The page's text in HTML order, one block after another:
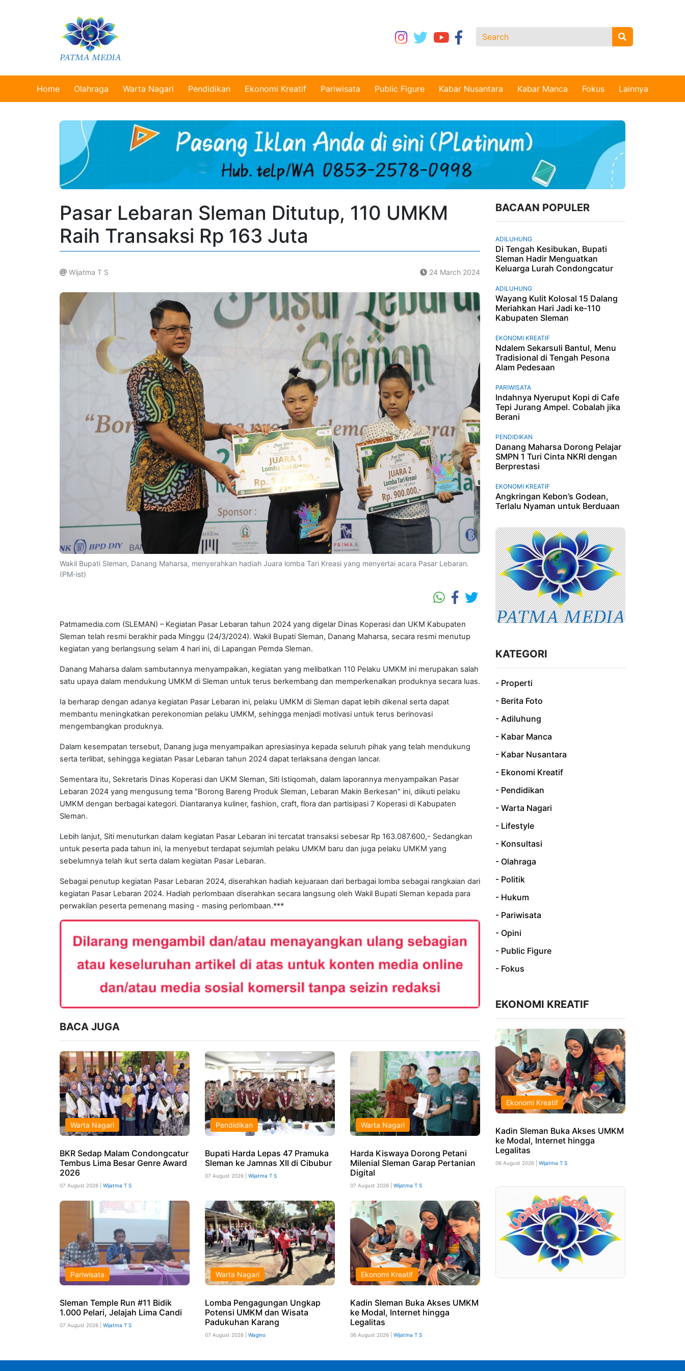
Home Olahraga Warta Nagari Pendidikan Ekonomi Kreatif Pariwisata Public Figure Kabar Nusantara Kabar Manca Fokus Lainnya
Pasar Lebaran Sleman Ditutup, 110 UMKM
Raih Transaksi Rp 163 Juta
Wijatma T S 24 March 2024
Wakil Bupati Sleman, Danang Maharsa, menyerahkan hadiah Juara lomba Tari Kreasi yang menyertai acara Pasar Lebaran.
(PM-ist)
Patmamedia.com (SLEMAN) – Kegiatan Pasar Lebaran tahun 2024 yang digelar Dinas Koperasi dan UKM Kabupaten
Sleman telah resmi berakhir pada Minggu (24/3/2024). Wakil Bupati Sleman, Danang Maharsa, secara resmi menutup
kegiatan yang berlangsung selam 4 hari ini, di Lapangan Pemda Sleman.
Danang Maharsa dalam sambutannya menyampaikan, kegiatan yang melibatkan 110 Pelaku UMKM ini merupakan salah
satu upaya dalam mendukung UMKM di Sleman untuk terus berkembang dan memperkenalkan produknya secara luas.
Ia berharap dengan adanya kegiatan Pasar Lebaran ini, pelaku UMKM di Sleman dapat lebih dikenal serta dapat
membantu meningkatkan perekonomian pelaku UMKM, sehingga menjadi motivasi untuk terus berinovasi
mengembangkan produknya.
Dalam kesempatan tersebut, Danang juga menyampaikan apresiasinya kepada seluruh pihak yang telah mendukung
serta terlibat, sehingga kegiatan Pasar Lebaran tahun 2024 dapat terlaksana dengan lancar.
Sementara itu, Sekretaris Dinas Koperasi dan UKM Sleman, Siti Istiqomah, dalam laporannya menyampaikan Pasar
Lebaran 2024 yang mengusung tema "Borong Bareng Produk Sleman, Lebaran Makin Berkesan" ini, diikuti pelaku
UMKM dengan berbagai kategori. Diantaranya kuliner, fashion, craft, flora dan partisipasi 7 Koperasi di Kabupaten
Sleman.
Lebih lanjut, Siti menuturkan dalam kegiatan Pasar Lebaran ini tercatat transaksi sebesar Rp 163.087.600,- Sedangkan
untuk peserta pada tahun ini, Ia menyebut terdapat sejumlah pelaku UMKM baru dan juga pelaku UMKM yang
sebelumnya telah ikut serta dalam kegiatan Pasar Lebaran.
Sebagai penutup kegiatan Pasar Lebaran 2024, diserahkan hadiah kejuaraan dari berbagai lomba sebagai rangkaian dari
kegiatan Pasar Lebaran 2024. Hadiah perlombaan diserahkan secara langsung oleh Wakil Bupati Sleman kepada para
perwakilan peserta pemenang masing - masing perlombaan.***
BACA JUGA
Warta Nagari
BKR Sedap Malam Condongcatur
Tembus Lima Besar Genre Award
2026
07 August 2026 | Wijatma T S
Pendidikan
Bupati Harda Lepas 47 Pramuka
Sleman ke Jamnas XII di Cibubur
07 August 2026 | Wijatma T S
Warta Nagari
Harda Kiswaya Dorong Petani
Milenial Sleman Garap Pertanian
Digital
07 August 2026 | Wijatma T S
Pariwisata
Sleman Temple Run #11 Bidik
1.000 Pelari, Jelajah Lima Candi
07 August 2026 | Wijatma T S
Warta Nagari
Lomba Pengagungan Ungkap
Potensi UMKM dan Wisata
Padukuhan Karang
07 August 2026 | Wagino
Ekonomi Kreatif
Kadin Sleman Buka Akses UMKM
ke Modal, Internet hingga
Legalitas
06 August 2026 | Wijatma T S
BACAAN POPULER
ADILUHUNG
Di Tengah Kesibukan, Bupati
Sleman Hadir Menguatkan
Keluarga Lurah Condongcatur
ADILUHUNG
Wayang Kulit Kolosal 15 Dalang
Meriahkan Hari Jadi ke-110
Kabupaten Sleman
EKONOMI KREATIF
Ndalem Sekarsuli Bantul, Menu
Tradisional di Tengah Pesona
Alam Pedesaan
PARIWISATA
Indahnya Nyeruput Kopi di Cafe
Tepi Jurang Ampel. Cobalah jika
Berani
PENDIDIKAN
Danang Maharsa Dorong Pelajar
SMPN 1 Turi Cinta NKRI dengan
Berprestasi
EKONOMI KREATIF
Angkringan Kebon’s Godean,
Terlalu Nyaman untuk Berduaan
KATEGORI
- Properti
- Berita Foto
- Adiluhung
- Kabar Manca
- Kabar Nusantara
- Ekonomi Kreatif
- Pendidikan
- Warta Nagari
- Lifestyle
- Konsultasi
- Olahraga
- Politik
- Hukum
- Pariwisata
- Opini
- Public Figure
- Fokus
EKONOMI KREATIF
Ekonomi Kreatif
Kadin Sleman Buka Akses UMKM
ke Modal, Internet hingga
Legalitas
06 August 2026 | Wijatma T S